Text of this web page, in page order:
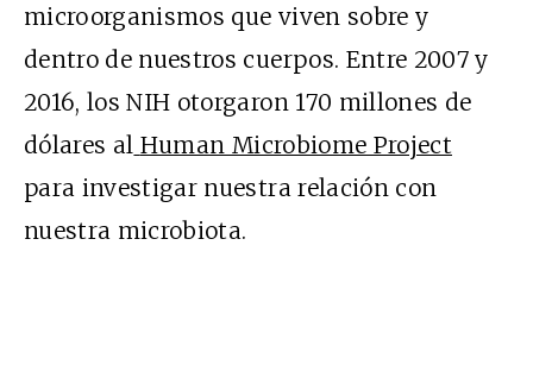
microorganismos que viven sobre y
dentro de nuestros cuerpos. Entre 2007 y
2016, los NIH otorgaron 170 millones de
dólares al Human Microbiome Project
para investigar nuestra relación con
nuestra microbiota.